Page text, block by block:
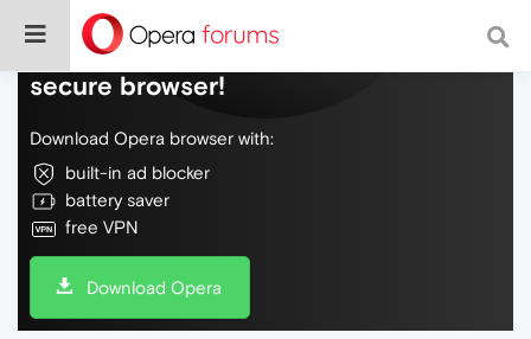
Do more on the web, with a fast and
secure browser!
Download Opera browser with:
built-in ad blocker
battery saver
free VPN
Download Opera